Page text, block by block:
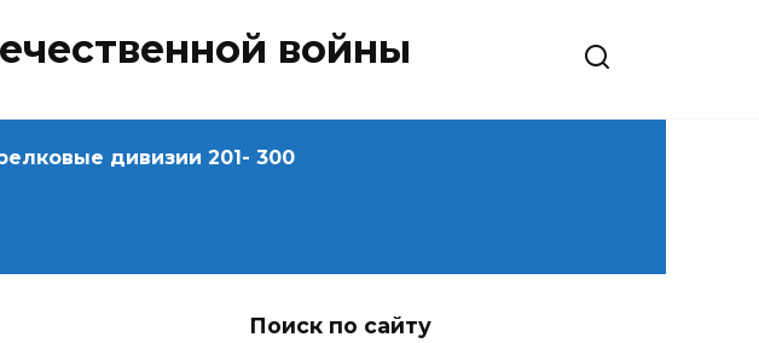
войны
дивизии 201- 300
Поиск по сайту